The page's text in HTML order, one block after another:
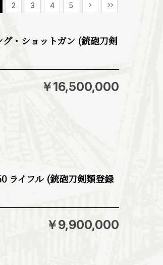
2 3 4 5
￥16,500,000
・ショットガン (銃砲刀剣
￥9,900,000
ライフル (銃砲刀剣類登録